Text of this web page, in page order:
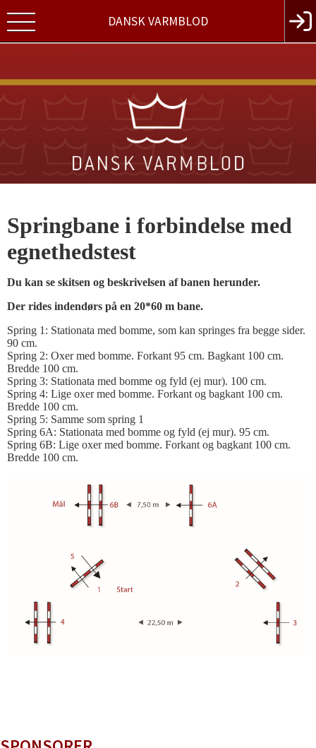
DANSK VARMBLOD
Springbane i forbindelse med
egnethedstest
Du kan se skitsen og beskrivelsen af banen herunder.
Der rides indendørs på en 20*60 m bane.
Spring 1: Stationata med bomme, som kan springes fra begge sider.
90 cm.
Spring 2: Oxer med bomme. Forkant 95 cm. Bagkant 100 cm.
Bredde 100 cm.
Spring 3: Stationata med bomme og fyld (ej mur). 100 cm.
Spring 4: Lige oxer med bomme. Forkant og bagkant 100 cm.
Bredde 100 cm.
Spring 5: Samme som spring 1
Spring 6A: Stationata med bomme og fyld (ej mur). 95 cm.
Spring 6B: Lige oxer med bomme. Forkant og bagkant 100 cm.
Bredde 100 cm.